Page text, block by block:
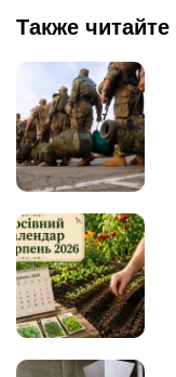
Также читайте